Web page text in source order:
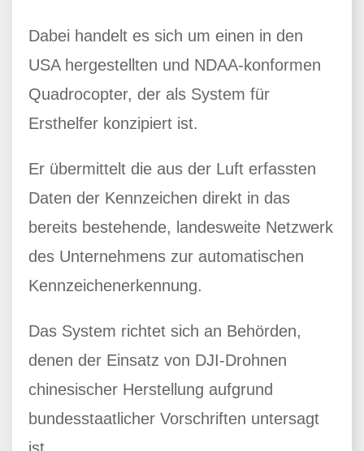
Dabei handelt es sich um einen in den
USA hergestellten und NDAA-konformen
Quadrocopter, der als System für
Ersthelfer konzipiert ist.
Er übermittelt die aus der Luft erfassten
Daten der Kennzeichen direkt in das
bereits bestehende, landesweite Netzwerk
des Unternehmens zur automatischen
Kennzeichenerkennung.
Das System richtet sich an Behörden,
denen der Einsatz von DJI-Drohnen
chinesischer Herstellung aufgrund
bundesstaatlicher Vorschriften untersagt